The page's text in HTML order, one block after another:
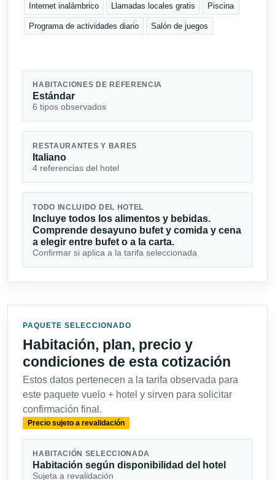
Internet inalámbrico Llamadas locales gratis Piscina
Programa de actividades diario Salón de juegos
HABITACIONES DE REFERENCIA
Estándar
6 tipos observados
RESTAURANTES Y BARES
Italiano
4 referencias del hotel
TODO INCLUIDO DEL HOTEL
Incluye todos los alimentos y bebidas.
Comprende desayuno bufet y comida y cena
a elegir entre bufet o a la carta.
Confirmar si aplica a la tarifa seleccionada
PAQUETE SELECCIONADO
Habitación, plan, precio y
condiciones de esta cotización
Estos datos pertenecen a la tarifa observada para
este paquete vuelo + hotel y sirven para solicitar
confirmación final.
Precio sujeto a revalidación
HABITACIÓN SELECCIONADA
Habitación según disponibilidad del hotel
Sujeta a revalidación